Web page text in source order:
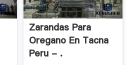
Zarandas Para
Oregano En Tacna
Peru - .